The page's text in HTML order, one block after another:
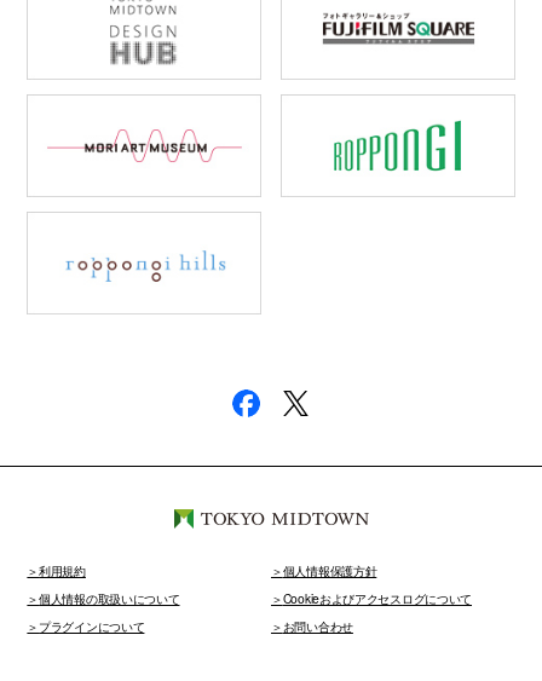
利用規約
個人情報保護方針
個人情報の取扱いについて
Cookieおよびアクセスログについて
プラグインについて
お問い合わせ